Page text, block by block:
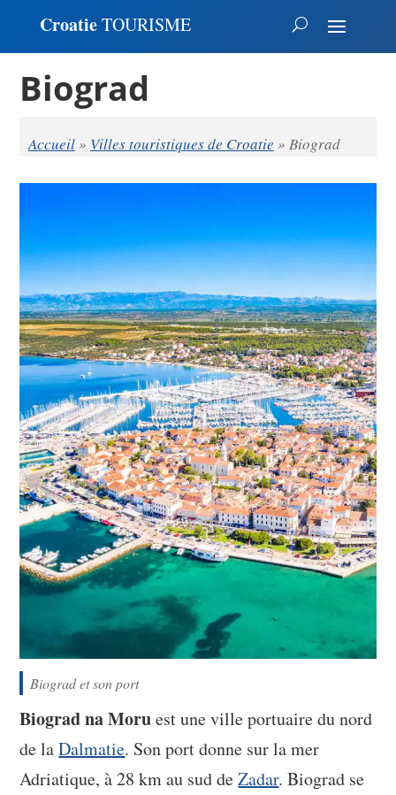
CroatieTOURISME
Biograd
Accueil» Villes touristiques de Croatie » Biograd
Biograd et son port
Biograd na Moruest une ville portuaire du nord
de laDalmatie. Son port donne sur la mer
Adriatique, à 28 km au sud deZadar. Biograd se